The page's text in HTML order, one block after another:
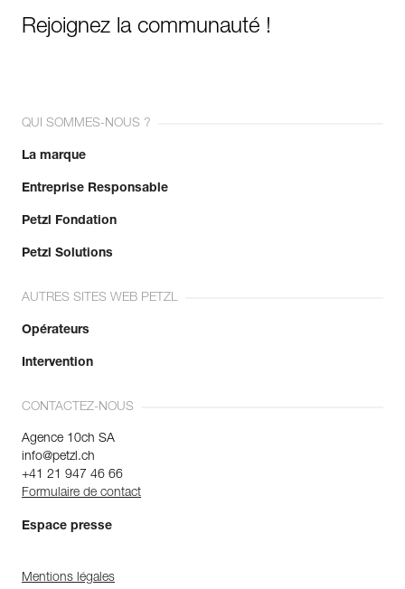
Rejoignez la communauté !
QUI SOMMES-NOUS ?
La marque
Entreprise Responsable
Petzl Fondation
Petzl Solutions
AUTRES SITES WEB PETZL
Opérateurs
Intervention
CONTACTEZ-NOUS
Agence 10ch SA
info@petzl.ch
+41 21 947 46 66
Formulaire de contact
Espace presse
Mentions légales